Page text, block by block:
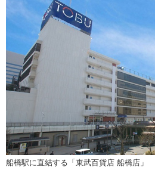
船橋駅に直結する「東武百貨店 船橋店」